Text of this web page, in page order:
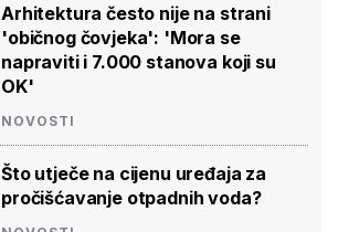
Arhitektura često nije na strani
'običnog čovjeka': 'Mora se
napraviti i 7.000 stanova koji su
OK'
NOVOSTI
Što utječe na cijenu uređaja za
pročišćavanje otpadnih voda?